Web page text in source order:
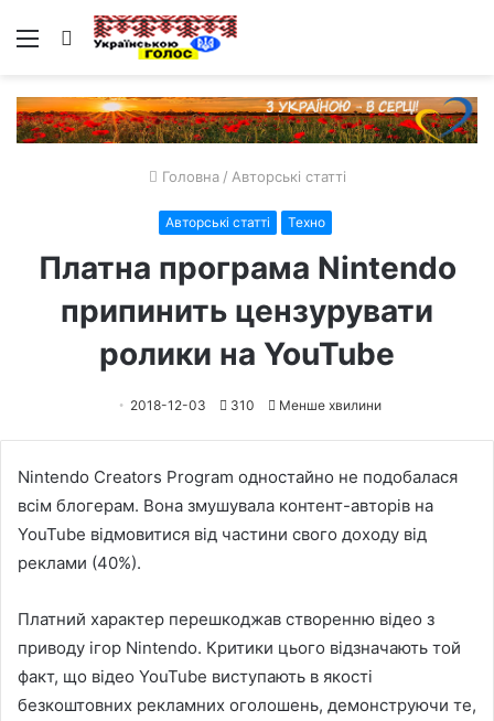
Меню Пошук
Головна / Авторські статті
Авторські статті Техно
Платна програма Nintendo
припинить цензурувати
ролики на YouTube
2018-12-03 310 Менше хвилини
Nintendo Creators Program одностайно не подобалася
всім блогерам. Вона змушувала контент-авторів на
YouTube відмовитися від частини свого доходу від
реклами (40%).
Платний характер перешкоджав створенню відео з
приводу ігор Nintendo. Критики цього відзначають той
факт, що відео YouTube виступають в якості
безкоштовних рекламних оголошень, демонструючи те,